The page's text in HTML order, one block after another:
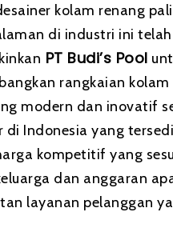
kolam renang
di industri ini telah
PT Budi’s Pool
rangkaian kolam
modern dan inovatif
di Indonesia yang
kompetitif yang
dan anggaran
layanan pelanggan